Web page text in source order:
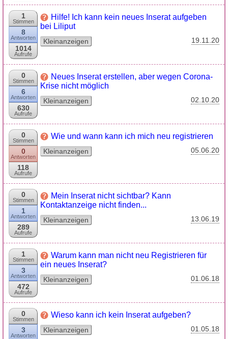
1
Stimmen
8
Antworten
1014
Aufrufe
Hilfe! Ich kann kein neues Inserat aufgeben
bei Liliput
Kleinanzeigen 19.11.20
0
Stimmen
6
Antworten
630
Aufrufe
Neues Inserat erstellen, aber wegen Corona-
Krise nicht möglich
Kleinanzeigen 02.10.20
0
Stimmen
0
Antworten
118
Aufrufe
Wie und wann kann ich mich neu registrieren
Kleinanzeigen 05.06.20
0
Stimmen
1
Antworten
289
Aufrufe
Mein Inserat nicht sichtbar? Kann
Kontaktanzeige nicht finden...
Kleinanzeigen 13.06.19
1
Stimmen
3
Antworten
472
Aufrufe
Warum kann man nicht neu Registrieren für
ein neues Inserat?
Kleinanzeigen 01.06.18
0
Stimmen
3
Antworten
Wieso kann ich kein Inserat aufgeben?
Kleinanzeigen 01.05.18